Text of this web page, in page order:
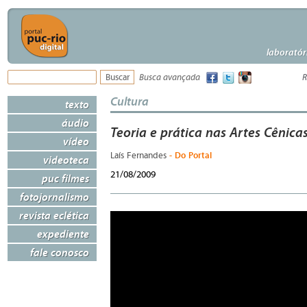
Busca avançada
texto
áudio
vídeo
videoteca
puc filmes
fotojornalismo
revista eclética
expediente
fale conosco
Cultura
Teoria e prática nas Artes
Laís Fernandes - Do Portal
21/08/2009